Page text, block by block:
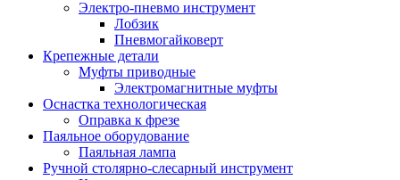
Электро-пневмо инструмент
Лобзик
Пневмогайковерт
Крепежные детали
Муфты приводные
Электромагнитные муфты
Оснастка технологическая
Оправка к фрезе
Паяльное оборудование
Паяльная лампа
Ручной столярно-слесарный инструмент